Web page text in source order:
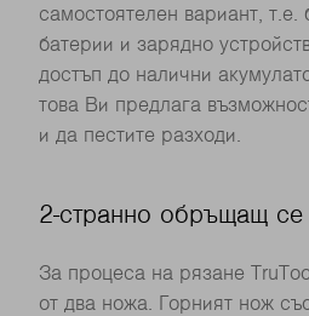
самостоятелен вариант, т.е.
батерии и зарядно
достъп до налични
това Ви предлага
и да пестите разходи.
2-странно обръщащ
За процеса на рязане
от два ножа. Горният нож